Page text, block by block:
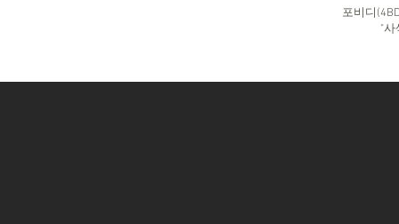
포비디
"사